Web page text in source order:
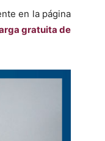
en la página
gratuita de